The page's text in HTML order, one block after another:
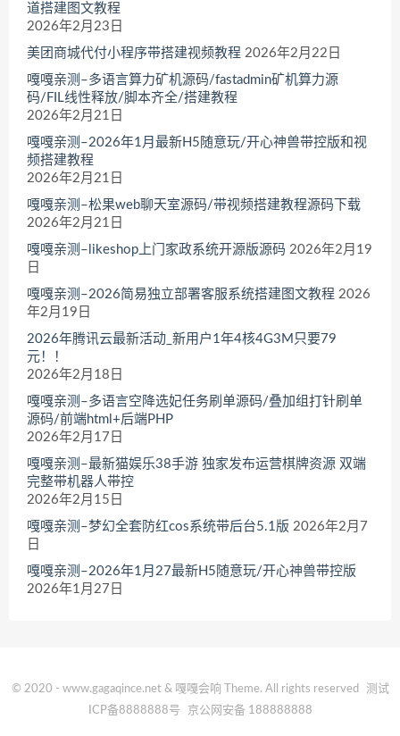
道搭建图文教程
2026年2月23日
美团商城代付小程序带搭建视频教程 2026年2月22日
嘎嘎亲测–多语言算力矿机源码/fastadmin矿机算力源
码/FIL线性释放/脚本齐全/搭建教程
2026年2月21日
嘎嘎亲测–2026年1月最新H5随意玩/开心神兽带控版和视
频搭建教程
2026年2月21日
嘎嘎亲测–松果web聊天室源码/带视频搭建教程源码下载
2026年2月21日
嘎嘎亲测–likeshop上门家政系统开源版源码 2026年2月19
日
嘎嘎亲测–2026简易独立部署客服系统搭建图文教程 2026
年2月19日
2026年腾讯云最新活动_新用户1年4核4G3M只要79
元！！
2026年2月18日
嘎嘎亲测–多语言空降选妃任务刷单源码/叠加组打针刷单
源码/前端html+后端PHP
2026年2月17日
嘎嘎亲测–最新猫娱乐38手游 独家发布运营棋牌资源 双端
完整带机器人带控
2026年2月15日
嘎嘎亲测–梦幻全套防红cos系统带后台5.1版 2026年2月7
日
嘎嘎亲测–2026年1月27最新H5随意玩/开心神兽带控版
2026年1月27日
© 2020 - www.gagaqince.net & 嘎嘎会响 Theme. All rights reserved
测试
ICP备8888888号
京公网安备 188888888